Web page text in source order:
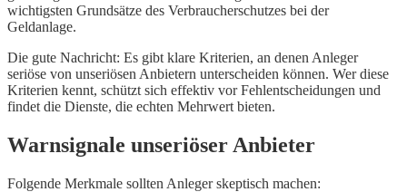
wichtigsten Grundsätze des Verbraucherschutzes bei der
Geldanlage.
Die gute Nachricht: Es gibt klare Kriterien, an denen Anleger
seriöse von unseriösen Anbietern unterscheiden können. Wer diese
Kriterien kennt, schützt sich effektiv vor Fehlentscheidungen und
findet die Dienste, die echten Mehrwert bieten.
Warnsignale unseriöser Anbieter
Folgende Merkmale sollten Anleger skeptisch machen: